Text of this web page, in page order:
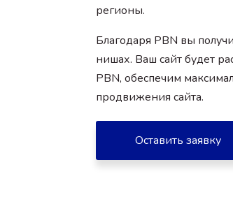
регионы.
Благодаря PBN вы
нишах. Ваш сайт будет
PBN, обеспечим
продвижения сайта.
Оставить заявку